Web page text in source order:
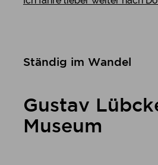
Ständig im Wandel
Gustav
Museum